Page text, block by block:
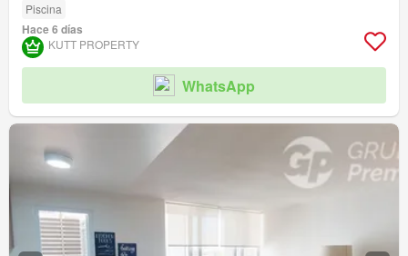
Piscina
Hace 6 días
KUTT PROPERTY
WhatsApp